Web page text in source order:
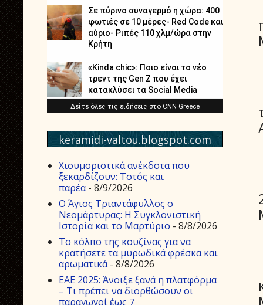
keramidi-valtou.blogspot.com
Χιουμοριστικά ανέκδοτα που
ξεκαρδίζουν: Τοτός και
παρέα- 8/9/2026
Ο Άγιος Τριαντάφυλλος ο
Νεομάρτυρας: Η Συγκλονιστική
Ιστορία και το Μαρτύριο - 8/8/2026
Το κόλπο της κουζίνας για να
κρατήσετε τα μυρωδικά φρέσκα και
αρωματικά- 8/8/2026
ΕΑΕ 2025: Άνοιξε ξανά η πλατφόρμα
– Τι πρέπει να διορθώσουν οι
παραγωγοί έως 7